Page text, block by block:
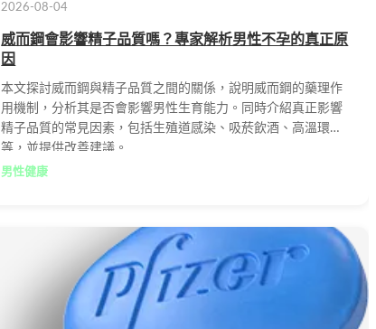
2026-08-04
威而鋼會影響精子品質嗎？專家解析男性不孕的真正原
因
本文探討威而鋼與精子品質之間的關係，說明威而鋼的藥理作
用機制，分析其是否會影響男性生育能力。同時介紹真正影響
精子品質的常見因素，包括生殖道感染、吸菸飲酒、高溫環境
等，並提供改善建議。
男性健康